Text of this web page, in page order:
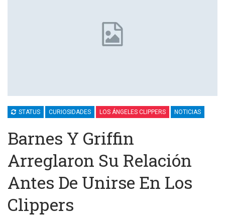
STATUS CURIOSIDADES LOS ÁNGELES CLIPPERS NOTICIAS
Barnes Y Griffin
Arreglaron Su Relación
Antes De Unirse En Los
Clippers